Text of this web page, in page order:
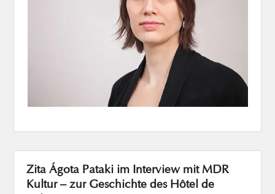
Zita Ágota Pataki im Interview mit MDR
Kultur – zur Geschichte des Hôtel de